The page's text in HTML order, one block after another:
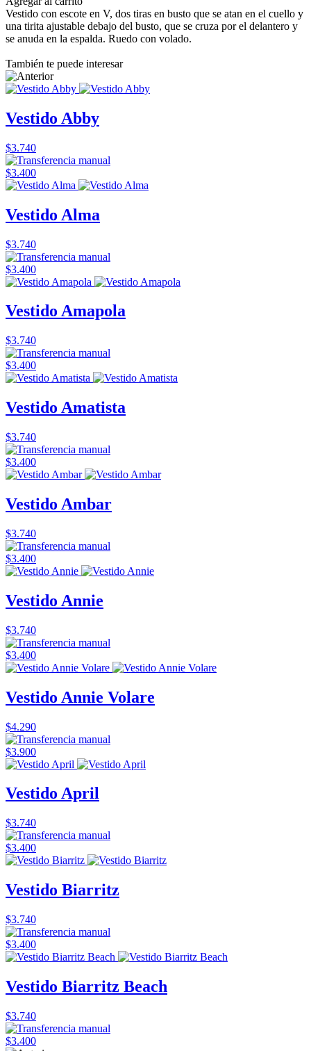
Vestido con escote en V, dos tiras en busto que se atan en el cuello y
una tirita ajustable debajo del busto, que se cruza por el delantero y
se anuda en la espalda. Ruedo con volado.
También te puede interesar
Vestido Abby
$3.740
$3.400
Vestido Alma
$3.740
$3.400
Vestido Amapola
$3.740
$3.400
Vestido Amatista
$3.740
$3.400
Vestido Ambar
$3.740
$3.400
Vestido Annie
$3.740
$3.400
Vestido Annie Volare
$4.290
$3.900
Vestido April
$3.740
$3.400
Vestido Biarritz
$3.740
$3.400
Vestido Biarritz Beach
$3.740
$3.400